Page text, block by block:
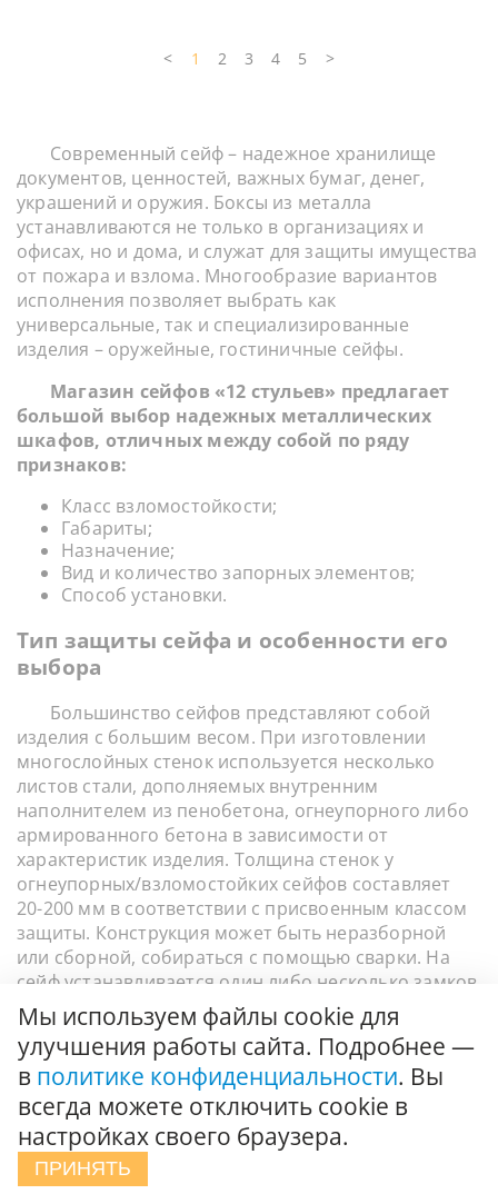
< 1 2 3 4 5 >
Современный сейф – надежное хранилище
документов, ценностей, важных бумаг, денег,
украшений и оружия. Боксы из металла
устанавливаются не только в организациях и
офисах, но и дома, и служат для защиты имущества
от пожара и взлома. Многообразие вариантов
исполнения позволяет выбрать как
универсальные, так и специализированные
изделия – оружейные, гостиничные сейфы.
Магазин сейфов «12 стульев» предлагает
большой выбор надежных металлических
шкафов, отличных между собой по ряду
признаков:
Класс взломостойкости;
Габариты;
Назначение;
Вид и количество запорных элементов;
Способ установки.
Тип защиты сейфа и особенности его
выбора
Большинство сейфов представляют собой
изделия с большим весом. При изготовлении
многослойных стенок используется несколько
листов стали, дополняемых внутренним
наполнителем из пенобетона, огнеупорного либо
армированного бетона в зависимости от
характеристик изделия. Толщина стенок у
огнеупорных/взломостойких сейфов составляет
20-200 мм в соответствии с присвоенным классом
защиты. Конструкция может быть неразборной
или сборной, собираться с помощью сварки. На
сейф устанавливается один либо несколько замков
различного вида и исполнения (механические,
ключевые, электронные, биометрические).
Наш каталог сейфов содержит следующие
модели в соответствии с типом защиты:
Взломостойкие. Модели в данной категории
делятся на 11 классов взломостойкости. Сейф
с нулевым уровнем защиты подходит для
офиса или дома. Изделия с классом выше 6
Мы используем файлы cookie для
улучшения работы сайта. Подробнее —
в политике конфиденциальности. Вы
всегда можете отключить cookie в
настройках своего браузера.
ПРИНЯТЬ